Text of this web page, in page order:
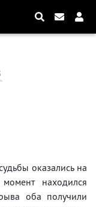
оказались на
находился
оба получили